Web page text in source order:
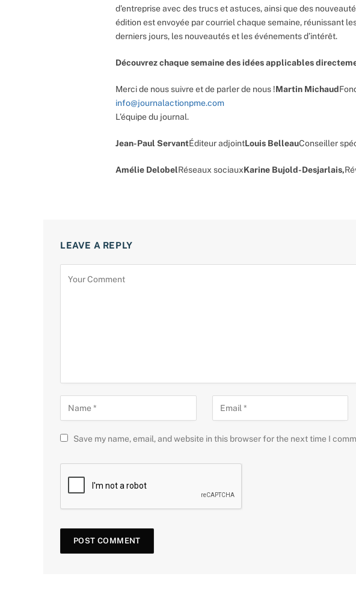
d’entreprise avec des trucs et astuces, ainsi que des
édition est envoyée par courriel chaque semaine, réunissant
derniers jours, les nouveautés et les événements d’intérêt.
Découvrez chaque semaine des idées applicables
Merci de nous suivre et de parler de nous !
info@journalactionpme.com
L’équipe du journal.
Martin Michaud
Jean-Paul ServantÉditeur adjointLouis BelleauConseiller
Amélie DelobelRéseaux sociauxKarine Bujold-Desjarlais,
LEAVE A REPLY
Save my name, email, and website in this browser for the next time I